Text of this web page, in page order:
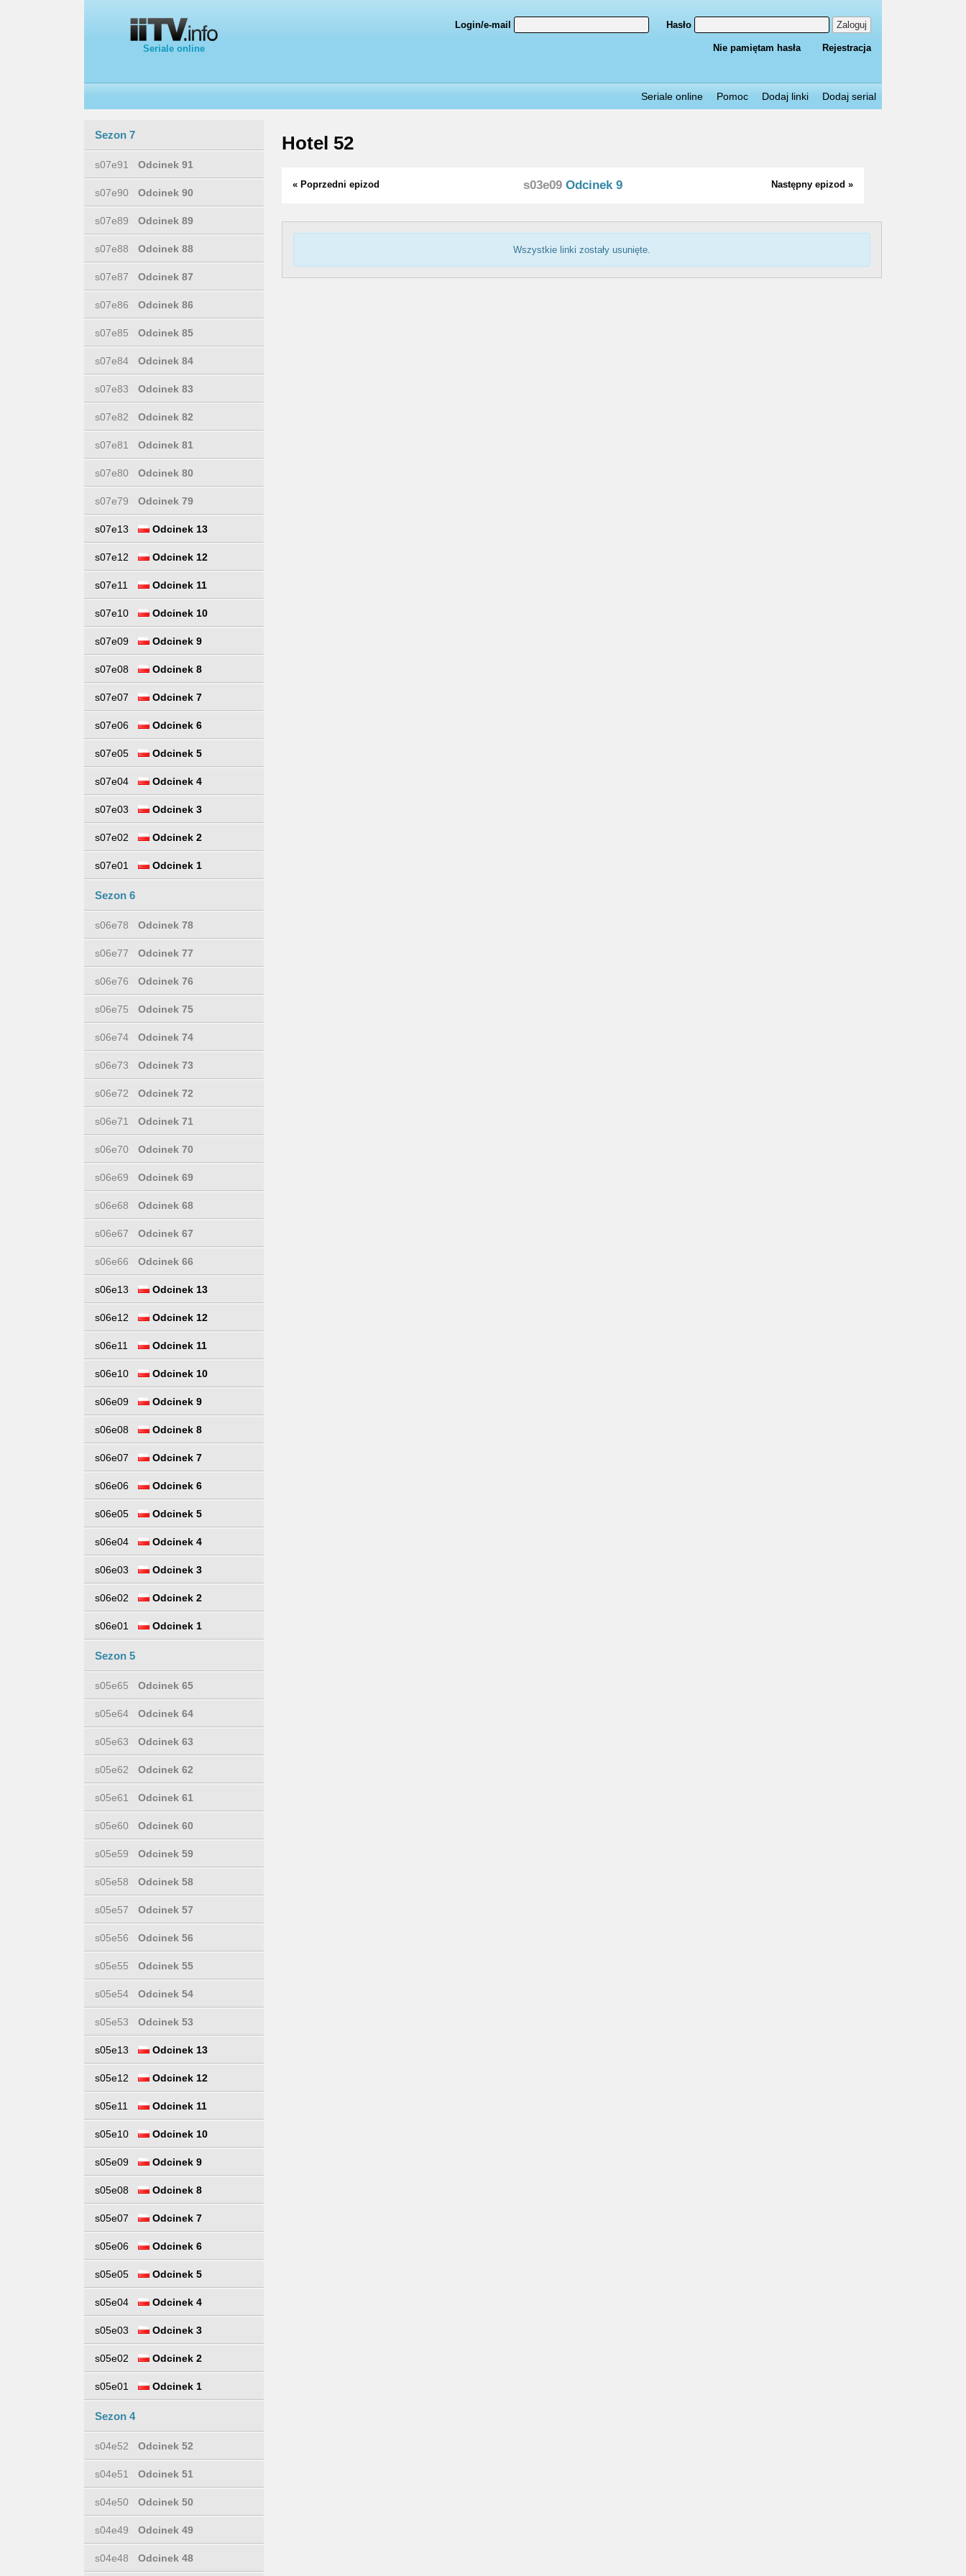
Seriale online
Login/e-mail Hasło Zaloguj
Nie pamiętam hasła Rejestracja
Seriale online Pomoc Dodaj linki Dodaj serial
Sezon 7
s07e91 Odcinek 91
s07e90 Odcinek 90
s07e89 Odcinek 89
s07e88 Odcinek 88
s07e87 Odcinek 87
s07e86 Odcinek 86
s07e85 Odcinek 85
s07e84 Odcinek 84
s07e83 Odcinek 83
s07e82 Odcinek 82
s07e81 Odcinek 81
s07e80 Odcinek 80
s07e79 Odcinek 79
s07e13 Odcinek 13
s07e12 Odcinek 12
s07e11 Odcinek 11
s07e10 Odcinek 10
s07e09 Odcinek 9
s07e08 Odcinek 8
s07e07 Odcinek 7
s07e06 Odcinek 6
s07e05 Odcinek 5
s07e04 Odcinek 4
s07e03 Odcinek 3
s07e02 Odcinek 2
s07e01 Odcinek 1
Sezon 6
s06e78 Odcinek 78
s06e77 Odcinek 77
s06e76 Odcinek 76
s06e75 Odcinek 75
s06e74 Odcinek 74
s06e73 Odcinek 73
s06e72 Odcinek 72
s06e71 Odcinek 71
s06e70 Odcinek 70
s06e69 Odcinek 69
s06e68 Odcinek 68
s06e67 Odcinek 67
s06e66 Odcinek 66
s06e13 Odcinek 13
s06e12 Odcinek 12
s06e11 Odcinek 11
s06e10 Odcinek 10
s06e09 Odcinek 9
s06e08 Odcinek 8
s06e07 Odcinek 7
s06e06 Odcinek 6
s06e05 Odcinek 5
s06e04 Odcinek 4
s06e03 Odcinek 3
s06e02 Odcinek 2
s06e01 Odcinek 1
Sezon 5
s05e65 Odcinek 65
s05e64 Odcinek 64
s05e63 Odcinek 63
s05e62 Odcinek 62
s05e61 Odcinek 61
s05e60 Odcinek 60
s05e59 Odcinek 59
s05e58 Odcinek 58
s05e57 Odcinek 57
s05e56 Odcinek 56
s05e55 Odcinek 55
s05e54 Odcinek 54
s05e53 Odcinek 53
s05e13 Odcinek 13
s05e12 Odcinek 12
s05e11 Odcinek 11
s05e10 Odcinek 10
s05e09 Odcinek 9
s05e08 Odcinek 8
s05e07 Odcinek 7
s05e06 Odcinek 6
s05e05 Odcinek 5
s05e04 Odcinek 4
s05e03 Odcinek 3
s05e02 Odcinek 2
s05e01 Odcinek 1
Sezon 4
s04e52 Odcinek 52
s04e51 Odcinek 51
s04e50 Odcinek 50
s04e49 Odcinek 49
s04e48 Odcinek 48
Hotel 52
« Poprzedni epizod Następny epizod »
s03e09 Odcinek 9
Wszystkie linki zostały usunięte.